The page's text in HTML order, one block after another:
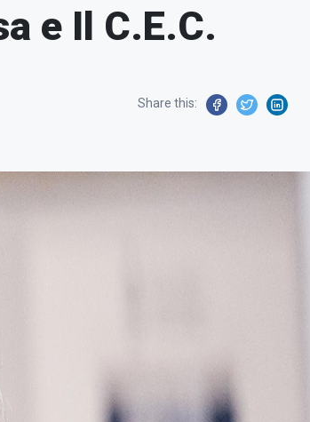
e Il C.E.C.
Share this: